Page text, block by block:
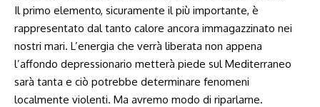
Il primo elemento, sicuramente il più importante, è
rappresentato dal tanto calore ancora immagazzinato nei
nostri mari. L’energia che verrà liberata non appena
l’affondo depressionario metterà piede sul Mediterraneo
sarà tanta e ciò potrebbe determinare fenomeni
localmente violenti. Ma avremo modo di riparlarne.